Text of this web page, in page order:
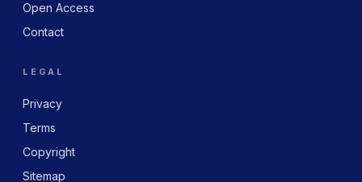
Open Access
Contact
LEGAL
Privacy
Terms
Copyright
Sitemap